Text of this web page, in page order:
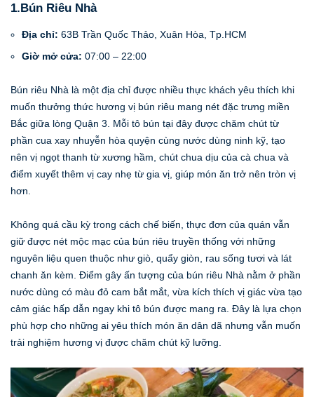
1.Bún Riêu Nhà
Địa chỉ: 63B Trần Quốc Thảo, Xuân Hòa, Tp.HCM
Giờ mở cửa: 07:00 – 22:00
Bún riêu Nhà là một địa chỉ được nhiều thực khách yêu thích khi
muốn thưởng thức hương vị bún riêu mang nét đặc trưng miền
Bắc giữa lòng Quận 3. Mỗi tô bún tại đây được chăm chút từ
phần cua xay nhuyễn hòa quyện cùng nước dùng ninh kỹ, tạo
nên vị ngọt thanh từ xương hầm, chút chua dịu của cà chua và
điểm xuyết thêm vị cay nhẹ từ gia vị, giúp món ăn trở nên tròn vị
hơn.
Không quá cầu kỳ trong cách chế biến, thực đơn của quán vẫn
giữ được nét mộc mạc của bún riêu truyền thống với những
nguyên liệu quen thuộc như giò, quẩy giòn, rau sống tươi và lát
chanh ăn kèm. Điểm gây ấn tượng của bún riêu Nhà nằm ở phần
nước dùng có màu đỏ cam bắt mắt, vừa kích thích vị giác vừa tạo
cảm giác hấp dẫn ngay khi tô bún được mang ra. Đây là lựa chọn
phù hợp cho những ai yêu thích món ăn dân dã nhưng vẫn muốn
trải nghiệm hương vị được chăm chút kỹ lưỡng.